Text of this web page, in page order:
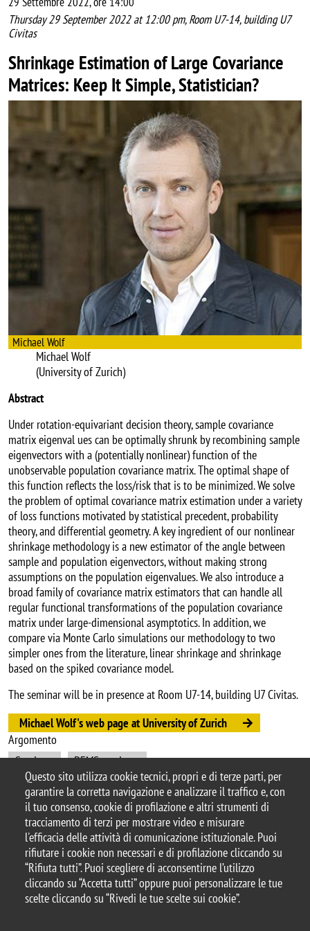
Questo sito utilizza cookie tecnici, propri e di terze parti, per
garantire la corretta navigazione e analizzare il traffico e, con
il tuo consenso, cookie di profilazione e altri strumenti di
tracciamento di terzi per mostrare video e misurare
l'efficacia delle attività di comunicazione istituzionale. Puoi
rifiutare i cookie non necessari e di profilazione cliccando su
“Rifiuta tutti”. Puoi scegliere di acconsentirne l’utilizzo
cliccando su “Accetta tutti” oppure puoi personalizzare le tue
scelte cliccando su “Rivedi le tue scelte sui cookie”.
Thursday 29 September 2022 at 12:00 pm, Room U7-14, building U7
Civitas
Shrinkage Estimation of Large Covariance
Matrices: Keep It Simple, Statistician?
Michael Wolf
Michael Wolf
(University of Zurich)
Abstract
Under rotation-equivariant decision theory, sample covariance
matrix eigenval ues can be optimally shrunk by recombining sample
eigenvectors with a (potentially nonlinear) function of the
unobservable population covariance matrix. The optimal shape of
this function reflects the loss/risk that is to be minimized. We solve
the problem of optimal covariance matrix estimation under a variety
of loss functions motivated by statistical precedent, probability
theory, and differential geometry. A key ingredient of our nonlinear
shrinkage methodology is a new estimator of the angle between
sample and population eigenvectors, without making strong
assumptions on the population eigenvalues. We also introduce a
broad family of covariance matrix estimators that can handle all
regular functional transformations of the population covariance
matrix under large-dimensional asymptotics. In addition, we
compare via Monte Carlo simulations our methodology to two
simpler ones from the literature, linear shrinkage and shrinkage
based on the spiked covariance model.
The seminar will be in presence at Room U7-14, building U7 Civitas.
Michael Wolf's web page at University of Zurich
Argomento
Seminars
DEMS seminars
© 2025 Università degli Studi di Milano-Bicocca
Piazza dell'Ateneo Nuovo, 1 - 20126, Milano
Casella PEC:ateneo.bicocca@pec.unimib.it
P.I. 12621570154 |
redazioneweb.dems@unimib.it